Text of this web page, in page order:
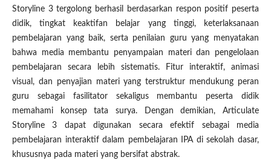
Storyline 3 tergolong berhasil berdasarkan respon positif peserta
didik, tingkat keaktifan belajar yang tinggi, keterlaksanaan
pembelajaran yang baik, serta penilaian guru yang menyatakan
bahwa media membantu penyampaian materi dan pengelolaan
pembelajaran secara lebih sistematis. Fitur interaktif, animasi
visual, dan penyajian materi yang terstruktur mendukung peran
guru sebagai fasilitator sekaligus membantu peserta didik
memahami konsep tata surya. Dengan demikian, Articulate
Storyline 3 dapat digunakan secara efektif sebagai media
pembelajaran interaktif dalam pembelajaran IPA di sekolah dasar,
khususnya pada materi yang bersifat abstrak.